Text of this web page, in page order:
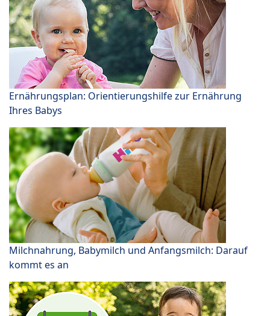
Ernährungsplan: Orientierungshilfe zur Ernährung
Ihres Babys
Milchnahrung, Babymilch und Anfangsmilch: Darauf
kommt es an